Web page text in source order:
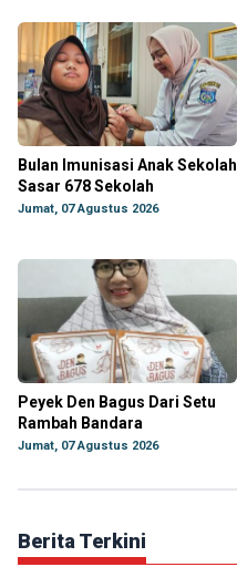
Bulan Imunisasi Anak Sekolah
Sasar 678 Sekolah
Jumat, 07 Agustus 2026
Peyek Den Bagus Dari Setu
Rambah Bandara
Jumat, 07 Agustus 2026
Berita Terkini